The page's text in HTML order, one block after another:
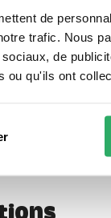
de
trafic. Nous
de
ou qu'ils ont
de
à la garantie
sur notre